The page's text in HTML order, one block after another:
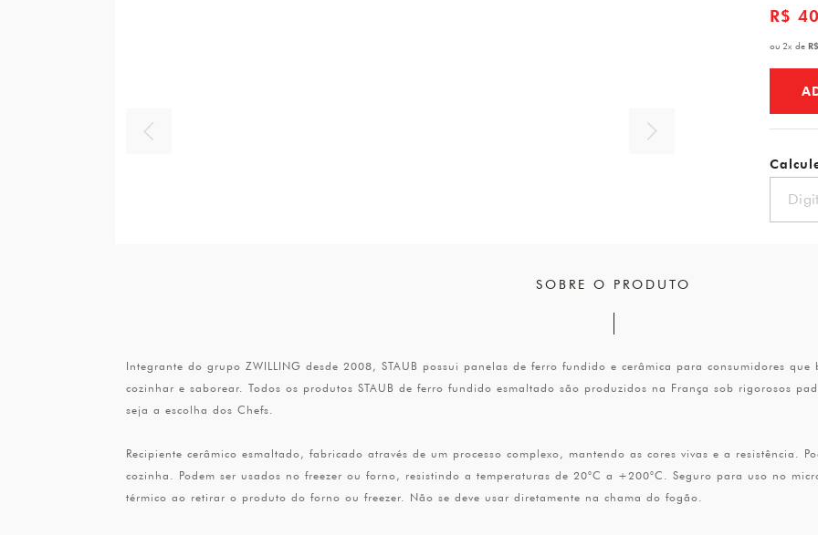
R$
ou2x de
SOBRE O PRODUTO
Integrante do grupo ZWILLING desde 2008, STAUB possui panelas de ferro fundido e cerâmica para consumidores
cozinhar e saborear. Todos os produtos STAUB de ferro fundido esmaltado são produzidos na França sob rigorosos
seja a escolha dos Chefs.
Recipiente cerâmico esmaltado, fabricado através de um processo complexo, mantendo as cores vivas e a resistência.
cozinha. Podem ser usados no freezer ou forno, resistindo a temperaturas de 20°C a +200°C. Seguro para uso no
térmico ao retirar o produto do forno ou freezer. Não se deve usar diretamente na chama do fogão.